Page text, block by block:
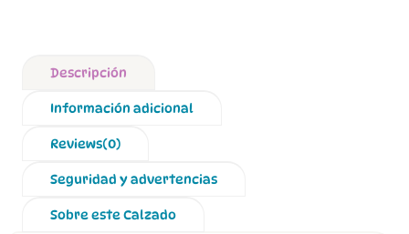
Descripción
Información adicional
Reviews(0)
Seguridad y advertencias
Sobre este Calzado